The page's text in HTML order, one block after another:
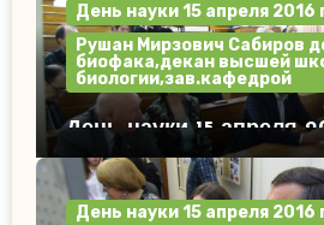
День науки 15 апреля 2016
Рушан Мирзович Сабиров
биофака,декан высшей
биологии,зав.кафедрой
День науки 15 апреля
День науки 15 апреля 2016